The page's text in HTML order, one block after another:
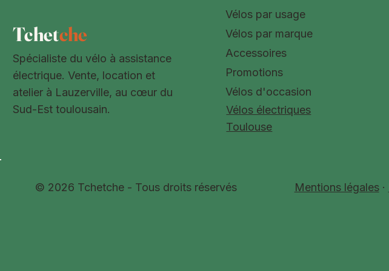
Tchetche
Spécialiste du vélo à assistance
électrique. Vente, location et
atelier à Lauzerville, au cœur du
Sud-Est toulousain.
Vélos par usage
Vélos par marque
Accessoires
Promotions
Vélos d'occasion
Vélos électriques
Toulouse
© 2026 Tchetche - Tous droits réservés Mentions légales·